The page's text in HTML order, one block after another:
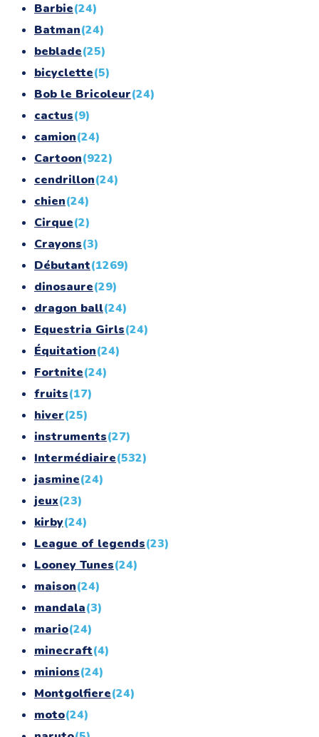
Barbie(24)
Batman(24)
beblade(25)
bicyclette(5)
Bob le Bricoleur(24)
cactus(9)
camion(24)
Cartoon(922)
cendrillon(24)
chien(24)
Cirque(2)
Crayons(3)
Débutant(1269)
dinosaure(29)
dragon ball(24)
Equestria Girls(24)
Équitation(24)
Fortnite(24)
fruits(17)
hiver(25)
instruments(27)
Intermédiaire(532)
jasmine(24)
jeux(23)
kirby(24)
League of legends(23)
Looney Tunes(24)
maison(24)
mandala(3)
mario(24)
minecraft(4)
minions(24)
Montgolfiere(24)
moto(24)